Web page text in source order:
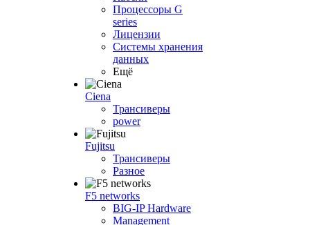
Процессоры G
series
Лицензии
Системы хранения
данных
Ещё
Ciena
Трансиверы
power
Fujitsu
Трансиверы
Разное
F5 networks
BIG-IP Hardware
Management